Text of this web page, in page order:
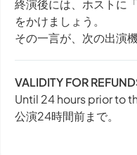
終演後には、ホストに
をかけましょう。
その一言が、次の出演
VALIDITY FOR
Until 24 hours prior to
公演24時間前まで。